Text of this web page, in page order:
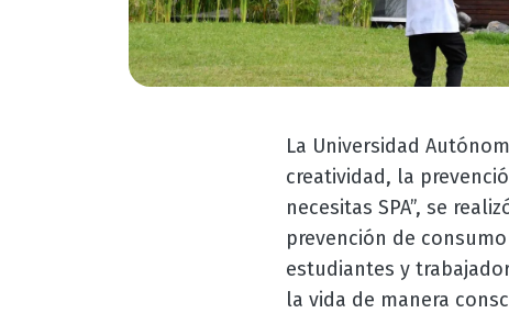
La Universidad
creatividad, la
necesitas SPA”, se
prevención de
estudiantes y
la vida de manera